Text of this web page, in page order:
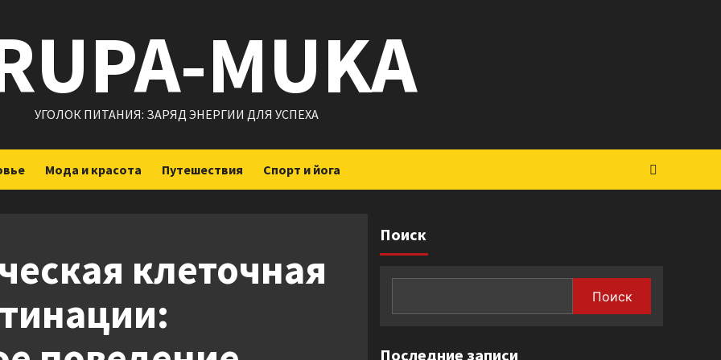
MUKA
УГОЛОК ПИТАНИЯ: ЗАРЯД ЭНЕРГИИ ДЛЯ УСПЕХА
Мода и красота Путешествия Спорт и йога
клеточная
Поиск
Поиск
Последние записи